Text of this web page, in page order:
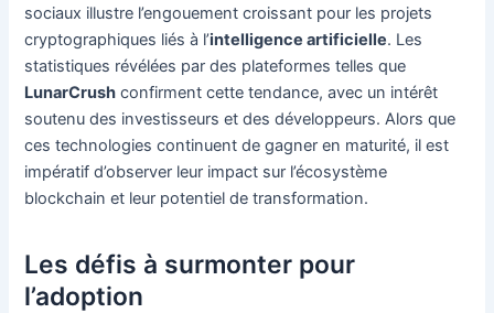
sociaux illustre l’engouement croissant pour les projets
cryptographiques liés à l’intelligence artificielle. Les
statistiques révélées par des plateformes telles que
LunarCrush confirment cette tendance, avec un intérêt
soutenu des investisseurs et des développeurs. Alors que
ces technologies continuent de gagner en maturité, il est
impératif d’observer leur impact sur l’écosystème
blockchain et leur potentiel de transformation.
Les défis à surmonter pour
l’adoption